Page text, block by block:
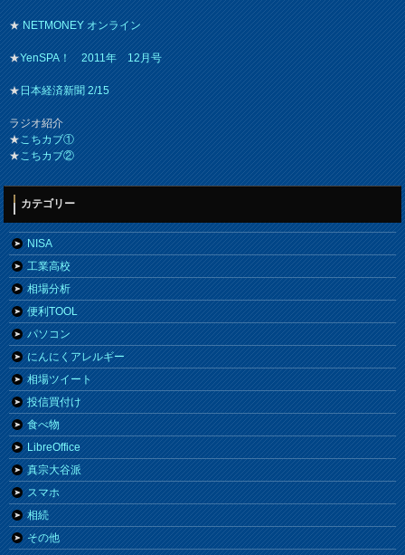
★NETMONEY オンライン
★YenSPA！ 2011年 12月号
★日本経済新聞 2/15
ラジオ紹介
★こちカブ①
★こちカブ②
カテゴリー
NISA
工業高校
相場分析
便利TOOL
パソコン
にんにくアレルギー
相場ツイート
投信買付け
食べ物
LibreOffice
真宗大谷派
スマホ
相続
その他